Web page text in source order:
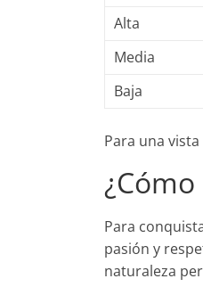
Alta
Media
Baja
Para una
Para
pasión y
naturaleza